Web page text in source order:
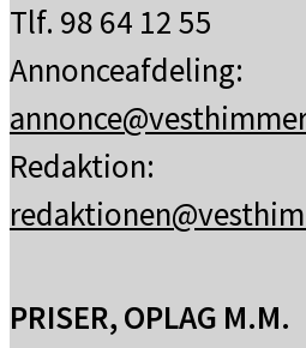
Tlf. 98 64 12 55
Annonceafdeling:
Redaktion:
PRISER, OPLAG M.M.